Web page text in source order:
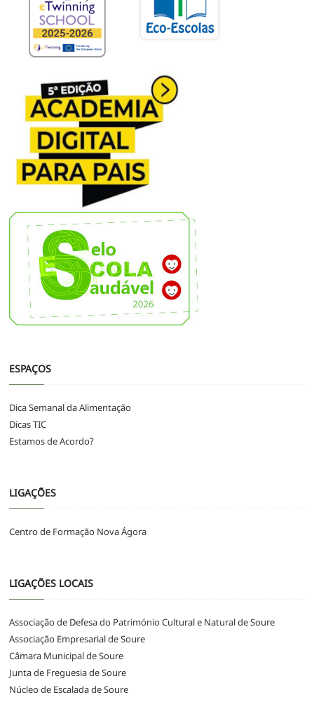
ESPAÇOS
Dica Semanal da Alimentação
Dicas TIC
Estamos de Acordo?
LIGAÇÕES
Centro de Formação Nova Ágora
LIGAÇÕES LOCAIS
Associação de Defesa do Património Cultural e Natural de Soure
Associação Empresarial de Soure
Câmara Municipal de Soure
Junta de Freguesia de Soure
Núcleo de Escalada de Soure